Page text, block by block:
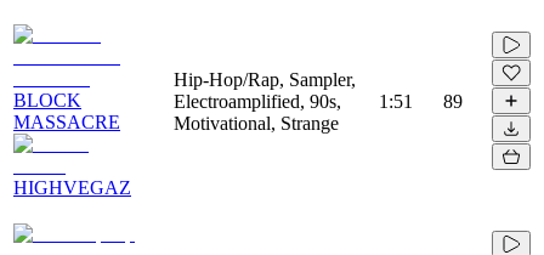
BLOCK
MASSACRE
HIGHVEGAZ
Hip-Hop/Rap, Sampler,
Electroamplified, 90s,
Motivational, Strange
1:51 89